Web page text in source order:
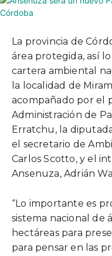
La provincia de
área protegida, así
cartera ambiental
la localidad de
acompañado por el
Administración de
Erratchu, la
el secretario de
Carlos Scotto, y el
Ansenuza, Adrián
“Lo importante es
sistema nacional de
hectáreas para
para pensar en las